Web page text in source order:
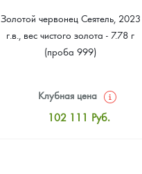
Золотой червонец Сеятель, 2023
г.в., вес чистого золота - 7.78 г
(проба 999)
Клубная цена
102 111 Руб.